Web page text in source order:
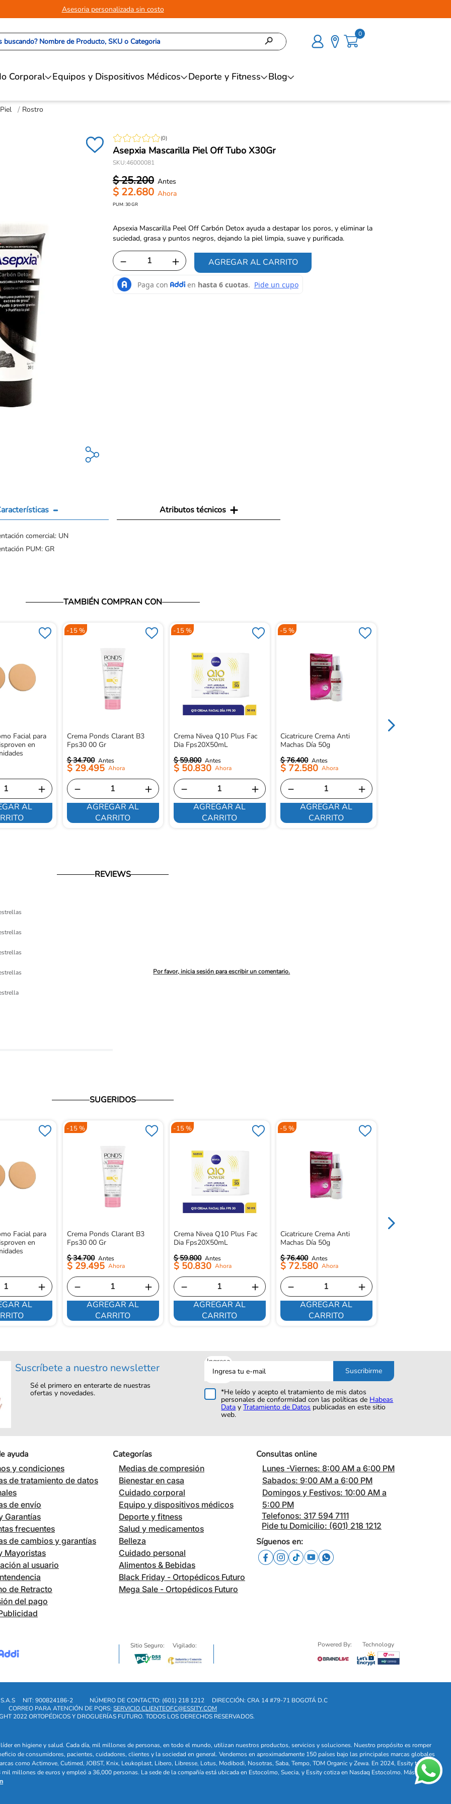
Asesoria personalizada sin costo
Nombre de Producto, SKU o Categoria 0
Corporal Equipos y Dispositivos Médicos Deporte y Fitness Blog
Rostro
(0)
Asepxia Mascarilla Piel Off Tubo X30Gr
SKU:46000081
$25.200
$ 22.680
PUM:30GR
Apsexia Mascarilla Peel Off Carbón Detox ayuda a destapar los poros, y eliminar la
suciedad, grasa y puntos negros, dejando la piel limpia, suave y purificada.
＋
－ AGREGAR AL CARRITO
Atributos técnicos
comercial: UN
PUM: GR
TAMBIÉN COMPRAN CON
Facial para
en
＋
AL
-15 %
Crema Ponds Clarant B3
Fps30 00 Gr
$ 34.700
$ 29.495
＋
－
AGREGAR AL
CARRITO
-15 %
Crema Nivea Q10 Plus Fac
Dia Fps20X50mL
$ 59.800
$ 50.830
＋
－
AGREGAR AL
CARRITO
-5 %
Cicatricure Crema Anti
Machas Día 50g
$ 76.400
$ 72.580
＋
－
AGREGAR AL
CARRITO
REVIEWS
Por favor, inicia sesión para escribir un comentario.
SUGERIDOS
Facial para
en
＋
AL
-15 %
Crema Ponds Clarant B3
Fps30 00 Gr
$ 34.700
$ 29.495
＋
－
AGREGAR AL
CARRITO
-15 %
Crema Nivea Q10 Plus Fac
Dia Fps20X50mL
$ 59.800
$ 50.830
＋
－
AGREGAR AL
CARRITO
-5 %
Cicatricure Crema Anti
Machas Día 50g
$ 76.400
$ 72.580
＋
－
AGREGAR AL
CARRITO
Suscríbete a nuestro newsletter
Sé el primero en enterarte de nuestras
ofertas y novedades.
Ingresa
tu
correo
Suscribirme
*He leído y acepto el tratamiento de mis datos
personales de conformidad con las políticas de Habeas
Data yTratamiento de Datos publicadas en este sitio
web.
ayuda
y condiciones
de tratamiento de datos
de envío
Garantías
frecuentes
de cambios y garantías
Mayoristas
al usuario
de Retracto
del pago
Categorías
Medias de compresión
Bienestar en casa
Cuidado corporal
Equipo y dispositivos médicos
Deporte y fitness
Salud y medicamentos
Belleza
Cuidado personal
Alimentos & Bebidas
Black Friday - Ortopédicos Futuro
Mega Sale - Ortopédicos Futuro
Consultas online
Lunes -Viernes: 8:00 AM a 6:00 PM
Sabados: 9:00 AM a 6:00 PM
Domingos y Festivos: 10:00 AM a
5:00 PM
Telefonos: 317 594 7111
Pide tu Domicilio: (601) 218 1212
Síguenos en:
Sitio Seguro: Vigilado: Powered By: Technology
NIT: 900824186-2 NÚMERO DE CONTACTO: (601) 218 1212
DIRECCIÓN: CRA 14 #79-71 BOGOTÁ D.C
CORREO PARA ATENCIÓN DE PQRS: SERVICIO.CLIENTEOFC@ESSITY.COM
2022 ORTOPÉDICOS Y DROGUERÍAS FUTURO. TODOS LOS DERECHOS RESERVADOS.
en higiene y salud. Cada día, mil millones de personas, en todo el mundo, utilizan nuestros productos, servicios y soluciones. Nuestro propósito es romper
de consumidores, pacientes, cuidadores, clientes y la sociedad en general. Vendemos en aproximadamente 150 países bajo las principales marcas globales
como Actimove, Cutimed, JOBST, Knix, Leukoplast, Libero, Libresse, Lotus, Modibodi, Nosotras, Saba, Tempo, TOM Organic y Zewa. En 2024, Essity tuvo
millones de euros y empleó a 36,000 personas. La sede de la compañía está ubicada en Estocolmo, Suecia, y Essity cotiza en Nasdaq Estocolmo. Más